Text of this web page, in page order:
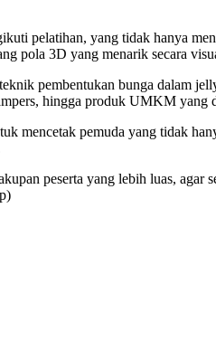
pelatihan, yang tidak hanya
pola 3D yang menarik secara
pembentukan bunga dalam
hingga produk UMKM yang
mencetak pemuda yang tidak
peserta yang lebih luas,